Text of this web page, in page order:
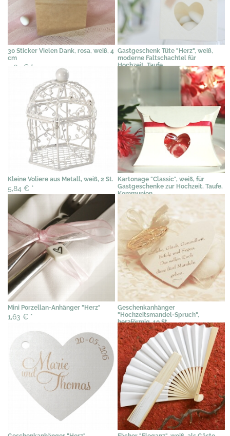
30 Sticker Vielen Dank, rosa, weiß, 4
cm
4,62 € *
Gastgeschenk Tüte "Herz", weiß,
moderne Faltschachtel für
Hochzeit, Taufe
0,67 €
Kleine Voliere aus Metall, weiß, 2 St.
5,84 € *
Kartonage "Classic", weiß, für
Gastgeschenke zur Hochzeit, Taufe,
Kommunion
Mini Porzellan-Anhänger "Herz"
1,63 € *
Geschenkanhänger
"Hochzeitsmandel-Spruch",
herzförmig, 10 St.
4,40 €*